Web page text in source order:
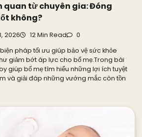
quan từ chuyên gia: Đóng
không?
2026 12 Min Read 0
pháp tối ưu giúp bảo vệ sức khỏe
giảm bớt áp lực cho bố mẹ.Trong bài
giúp bố mẹ tìm hiểu những lợi ích tuyệt
và giải đáp những vướng mắc còn tồn